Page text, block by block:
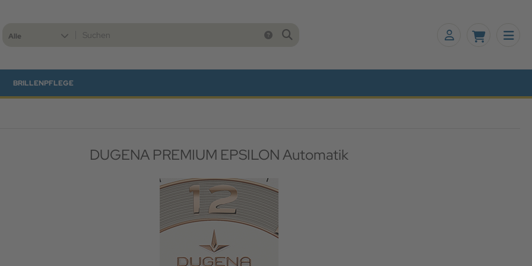
Alle
BRILLENPFLEGE
DUGENA PREMIUM EPSILON Automatik